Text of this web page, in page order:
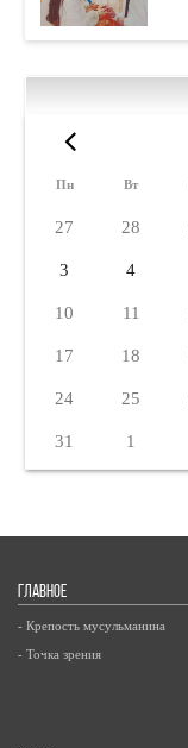
Пн Вт
27 28
3 4
10 11
17 18
24 25
31 1
ГЛАВНОЕ
- Крепость мусульманина
- Точка зрения